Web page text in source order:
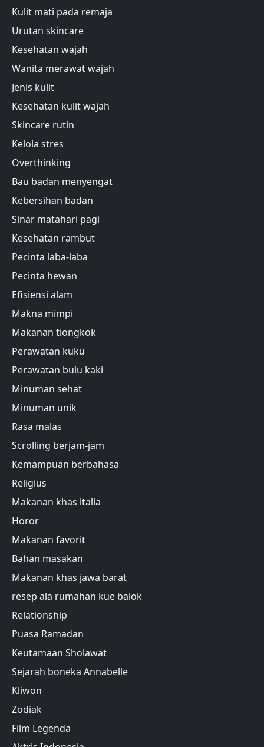
Kulit mati pada remaja
Urutan skincare
Kesehatan wajah
Wanita merawat wajah
Jenis kulit
Kesehatan kulit wajah
Skincare rutin
Kelola stres
Overthinking
Bau badan menyengat
Kebersihan badan
Sinar matahari pagi
Kesehatan rambut
Pecinta laba-laba
Pecinta hewan
Efisiensi alam
Makna mimpi
Makanan tiongkok
Perawatan kuku
Perawatan bulu kaki
Minuman sehat
Minuman unik
Rasa malas
Scrolling berjam-jam
Kemampuan berbahasa
Religius
Makanan khas italia
Horor
Makanan favorit
Bahan masakan
Makanan khas jawa barat
resep ala rumahan kue balok
Relationship
Puasa Ramadan
Keutamaan Sholawat
Sejarah boneka Annabelle
Kliwon
Zodiak
Film Legenda